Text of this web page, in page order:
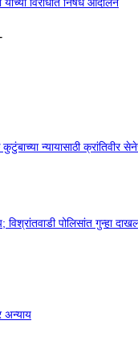
न्यायासाठी क्रांतिवीर
पोलिसांत गुन्हा
अन्याय